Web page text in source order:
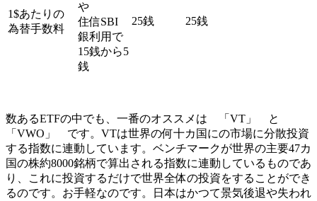
1$あたりの
為替手数料
や
住信SBI
銀利用で
15銭から5
銭
25銭 25銭
数あるETFの中でも、一番のオススメは 「VT」 と
「VWO」 です。VTは世界の何十カ国にの市場に分散投資
する指数に連動しています。ベンチマークが世界の主要47カ
国の株約8000銘柄で算出される指数に連動しているものであ
り、これに投資するだけで世界全体の投資をすることができ
るのです。お手軽なのです。日本はかつて景気後退や失われ